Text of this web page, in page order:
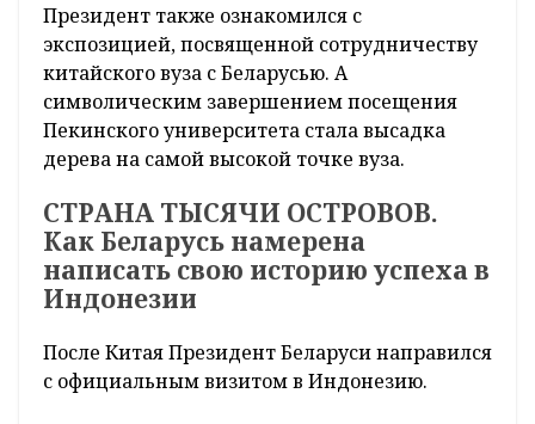
Президент также ознакомился с
экспозицией, посвященной сотрудничеству
китайского вуза с Беларусью. А
символическим завершением посещения
Пекинского университета стала высадка
дерева на самой высокой точке вуза.
СТРАНА ТЫСЯЧИ ОСТРОВОВ.
Как Беларусь намерена
написать свою историю успеха в
Индонезии
После Китая Президент Беларуси направился
с официальным визитом в Индонезию.